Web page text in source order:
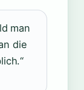
man
die